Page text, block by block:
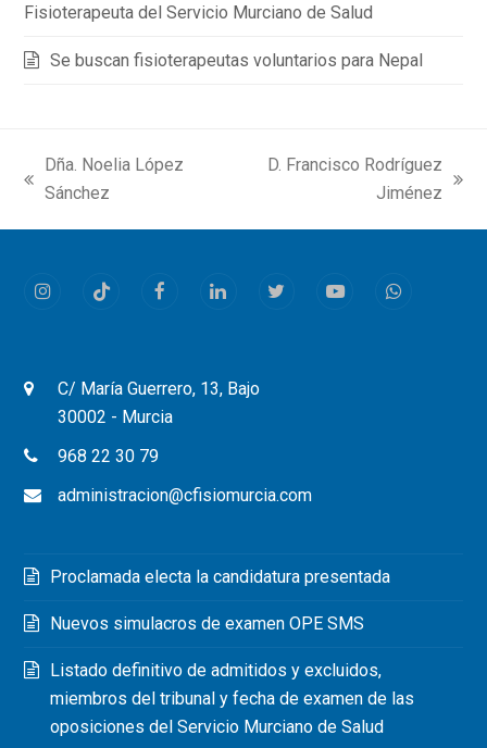
Fisioterapeuta del Servicio Murciano de Salud
Se buscan fisioterapeutas voluntarios para Nepal
previous
Dña. Noelia López
Sánchez
D. Francisco Rodríguez
Jiménez
InstagramTiktok FacebookLinkedInTwitterYoutubeWhatsapp
C/ María Guerrero, 13, Bajo
30002 - Murcia
968 22 30 79
administracion@cfisiomurcia.com
Proclamada electa la candidatura presentada
Nuevos simulacros de examen OPE SMS
Listado definitivo de admitidos y excluidos,
miembros del tribunal y fecha de examen de las
oposiciones del Servicio Murciano de Salud